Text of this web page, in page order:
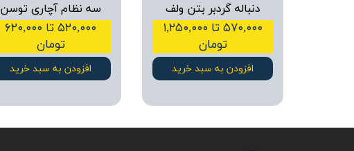
دنباله گردبر بتن ولف
۵۷۰,۰۰۰ تا ۱,۲۵۰,۰۰۰
تومان
افزودن به سبد خرید
سه نظام آچاری توسن
۵۲۰,۰۰۰ تا ۶۲۰,۰۰۰
تومان
افزودن به سبد خرید